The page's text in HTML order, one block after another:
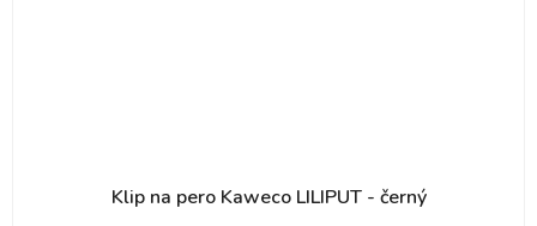
Klip na pero Kaweco LILIPUT - černý